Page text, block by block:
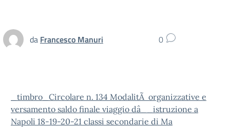
da Francesco Manuri 0
_timbro_Circolare n. 134 ModalitÃ organizzative e
versamento saldo finale viaggio dâ__istruzione a
Napoli 18-19-20-21 classi secondarie di Ma